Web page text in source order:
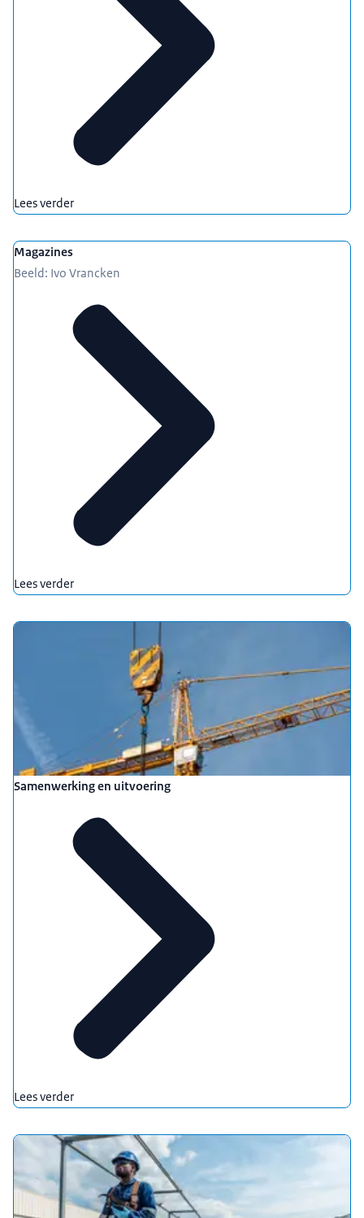
Lees verder
Magazines
Beeld: Ivo Vrancken
Lees verder
Samenwerking en uitvoering
Lees verder